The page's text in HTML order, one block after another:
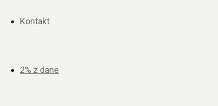
Kontakt
2% z dane